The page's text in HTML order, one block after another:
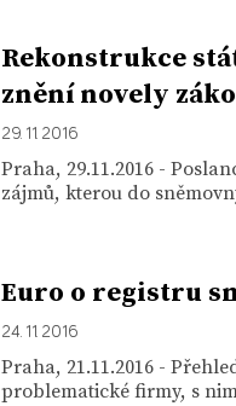
Rekonstrukce
znění novely
29. 11. 2016
Praha, 29.11.2016 -
zájmů, kterou do
Euro o registru
24. 11. 2016
Praha, 21.11.2016 -
problematické firmy, s